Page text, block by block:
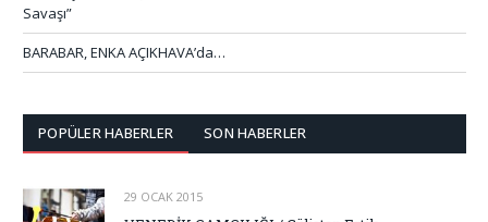
Savaşı”
BARABAR, ENKA AÇIKHAVA’da…
POPÜLER HABERLER SON HABERLER
29 OCAK 2015